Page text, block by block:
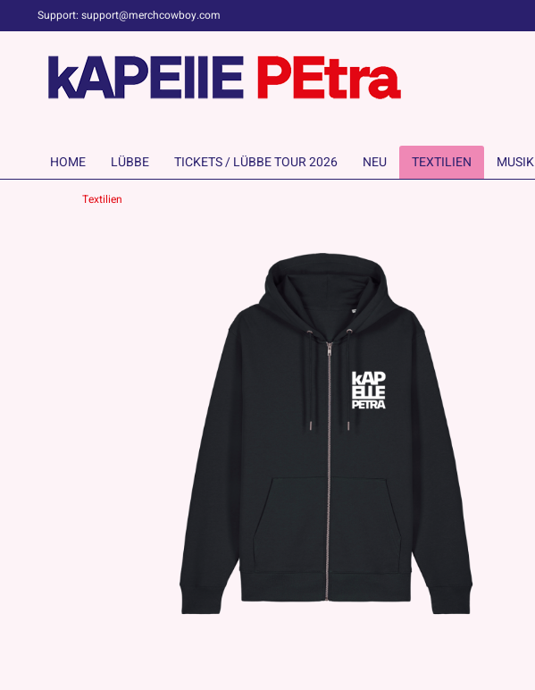
Support: support@merchcowboy.com
HOME LÜBBE TICKETS / LÜBBE TOUR 2026 NEU TEXTILIEN MUSIK
Textilien